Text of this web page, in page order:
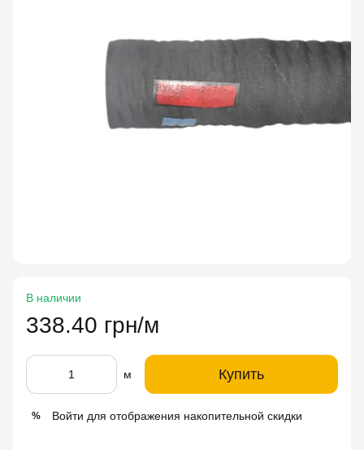
В наличии
338.40 грн/м
м Купить
% Войти для отображения накопительной скидки